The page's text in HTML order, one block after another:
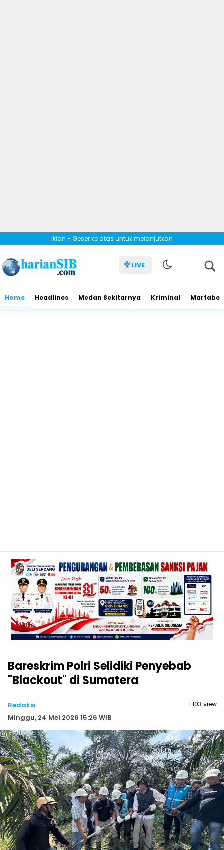
Iklan - Geser ke atas untuk melanjutkan
LIVE
Home Headlines Medan Sekitarnya Kriminal Martabe
Bareskrim Polri Selidiki Penyebab
"Blackout" di Sumatera
Redaksi
Minggu, 24 Mei 2026 15:26 WIB
1.103 view